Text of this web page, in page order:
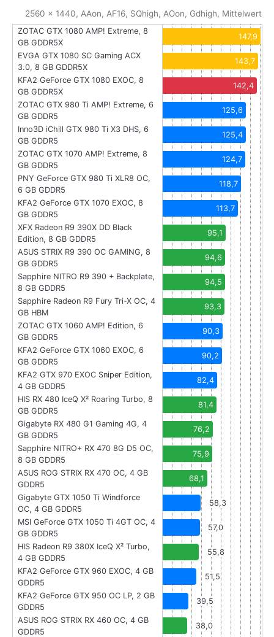
2560 x 1440, AAon, AF16, SQhigh, AOon, Gdhigh, Mittelwert
ZOTAC GTX 1080 AMP! Extreme, 8
GB GDDR5X
147,9
EVGA GTX 1080 SC Gaming ACX
3.0, 8 GB GDDR5X
143,7
KFA2 GeForce GTX 1080 EXOC, 8
GB GDDR5X
142,4
ZOTAC GTX 980 Ti AMP! Extreme, 6
GB GDDR5
125,6
Inno3D iChill GTX 980 Ti X3 DHS, 6
GB GDDR5
125,4
ZOTAC GTX 1070 AMP! Extreme, 8
GB GDDR5
124,7
PNY GeForce GTX 980 Ti XLR8 OC,
6 GB GDDR5
118,7
KFA2 GeForce GTX 1070 EXOC, 8
GB GDDR5
113,7
XFX Radeon R9 390X DD Black
Edition, 8 GB GDDR5
95,1
ASUS STRIX R9 390 OC GAMING, 8
GB GDDR5
94,6
Sapphire NITRO R9 390 + Backplate,
8 GB GDDR5
94,5
Sapphire Radeon R9 Fury Tri-X OC, 4
GB HBM
93,3
ZOTAC GTX 1060 AMP! Edition, 6
GB GDDR5
90,3
KFA2 GeForce GTX 1060 EXOC, 6
GB GDDR5
90,2
KFA2 GTX 970 EXOC Sniper Edition,
4 GB GDDR5
82,4
HIS RX 480 IceQ X² Roaring Turbo, 8
GB GDDR5
81,4
Gigabyte RX 480 G1 Gaming 4G, 4
GB GDDR5
76,2
Sapphire NITRO+ RX 470 8G D5 OC,
8 GB GDDR5
75,9
ASUS ROG STRIX RX 470 OC, 4 GB
GDDR5
68,1
Gigabyte GTX 1050 Ti Windforce
OC, 4 GB GDDR5
58,3
MSI GeForce GTX 1050 Ti 4GT OC, 4
GB GDDR5
57,0
HIS Radeon R9 380X IceQ X² Turbo,
4 GB GDDR5
55,8
KFA2 GeForce GTX 960 EXOC, 4 GB
GDDR5
51,5
KFA2 GeForce GTX 950 OC LP, 2 GB
GDDR5
39,5
ASUS ROG STRIX RX 460 OC, 4 GB
GDDR5
38,0